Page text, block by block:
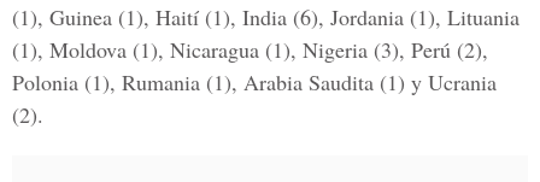
(1), Guinea (1), Haití (1), India (6), Jordania (1), Lituania
(1), Moldova (1), Nicaragua (1), Nigeria (3), Perú (2),
Polonia (1), Rumania (1), Arabia Saudita (1) y Ucrania
(2).